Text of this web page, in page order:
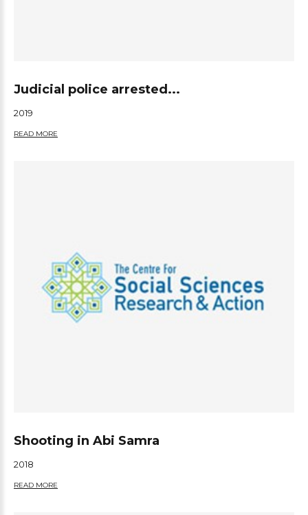
Judicial police arrested...
2019
READ MORE
Shooting in Abi Samra
2018
READ MORE